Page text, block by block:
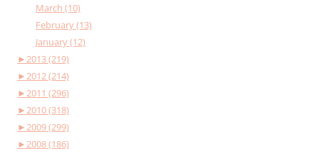
March (10)
February (13)
January (12)
►2013 (219)
►2012 (214)
►2011 (296)
►2010 (318)
►2009 (299)
►2008 (186)